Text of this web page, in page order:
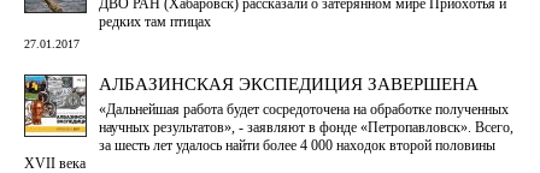
редких там птицах
27.01.2017
АЛБАЗИНСКАЯ ЭКСПЕДИЦИЯ ЗАВЕРШЕНА
«Дальнейшая работа будет сосредоточена на обработке полученных
научных результатов», - заявляют в фонде «Петропавловск». Всего,
за шесть лет удалось найти более 4 000 находок второй половины
XVII века